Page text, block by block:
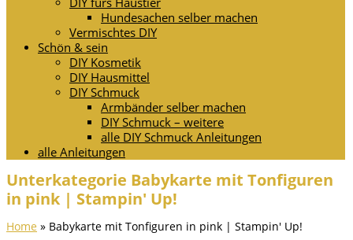
Hundesachen selber machen
Vermischtes DIY
Schön & sein
DIY Kosmetik
DIY Hausmittel
DIY Schmuck
Armbänder selber machen
DIY Schmuck – weitere
alle DIY Schmuck Anleitungen
alle Anleitungen
Unterkategorie Babykarte mit Tonfiguren
in pink | Stampin' Up!
Home » Babykarte mit Tonfiguren in pink | Stampin' Up!